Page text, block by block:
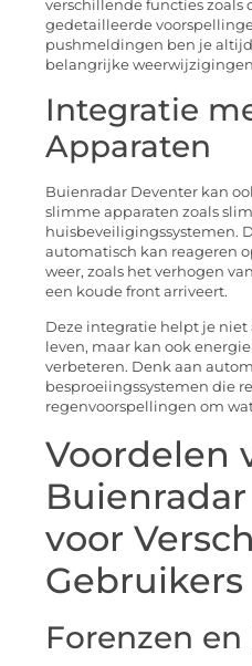
verschillende functies zoals
gedetailleerde
pushmeldingen ben je
belangrijke
Integratie
Apparaten
Buienradar Deventer kan
slimme apparaten zoals
huisbeveiligingssystemen.
automatisch kan reageren
weer, zoals het verhogen
een koude front arriveert.
Deze integratie helpt je
leven, maar kan ook
verbeteren. Denk aan
besproeiingssystemen die
regenvoorspellingen om
Voordelen
voor
Gebruikers
Forenzen en